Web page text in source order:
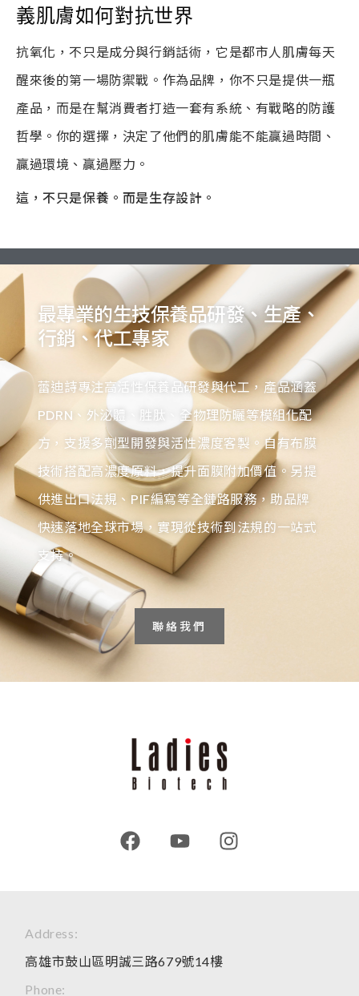
義肌膚如何對抗世界
抗氧化，不只是成分與行銷話術，它是都市人肌膚每天
醒來後的第一場防禦戰。作為品牌，你不只是提供一瓶
產品，而是在幫消費者打造一套有系統、有戰略的防護
哲學。你的選擇，決定了他們的肌膚能不能贏過時間、
贏過環境、贏過壓力。
這，不只是保養。而是生存設計。
最專業的生技保養品研發、生產、
行銷、代工專家
蕾迪詩專注高活性保養品研發與代工，產品涵蓋
PDRN、外泌體、胜肽、全物理防曬等模組化配
方，支援多劑型開發與活性濃度客製。自有布膜
技術搭配高濃度原料，提升面膜附加價值。另提
供進出口法規、PIF編寫等全鏈路服務，助品牌
快速落地全球市場，實現從技術到法規的一站式
支持。
聯絡我們
Address:
高雄市鼓山區明誠三路679號14樓
Phone: